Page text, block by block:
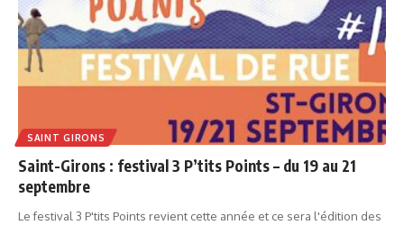
SAINT GIRONS
Saint-Girons : festival 3 P’tits Points – du 19 au 21
septembre
Le festival 3 P'tits Points revient cette année et ce sera l'édition des